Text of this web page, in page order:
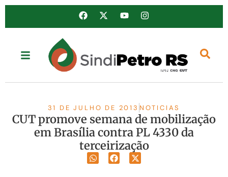
31 DE JULHO DE 2013 NOTICIAS
CUT promove semana de mobilização
em Brasília contra PL 4330 da
terceirização